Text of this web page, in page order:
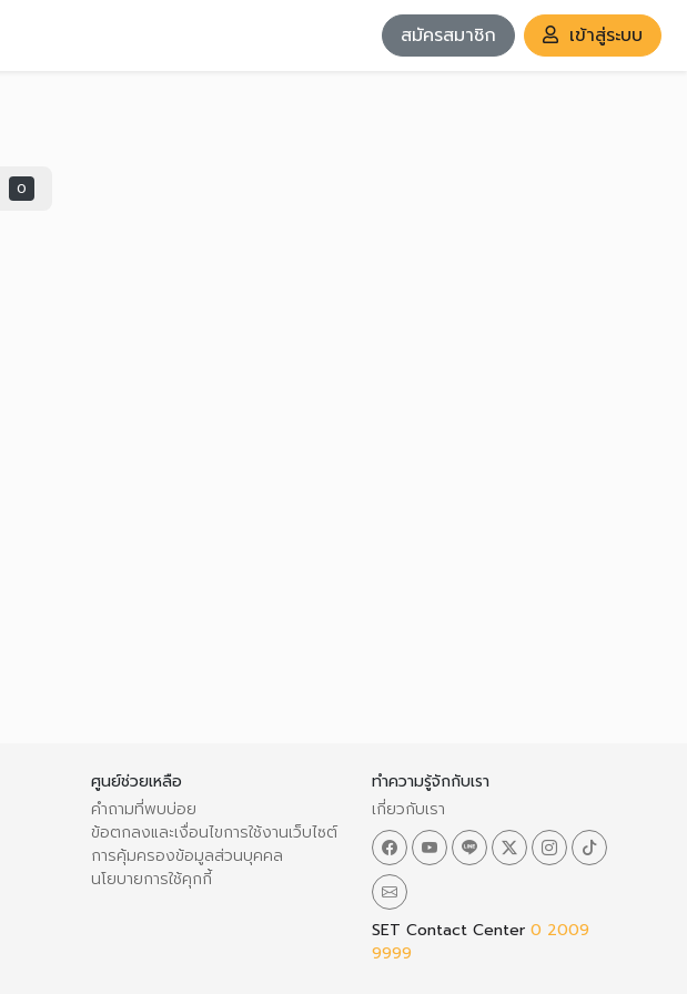
สมัครสมาชิก เข้าสู่ระบบ
0
ศูนย์ช่วยเหลือ
คำถามที่พบบ่อย
ข้อตกลงและเงื่อนไขการใช้งานเว็บไซต์
การคุ้มครองข้อมูลส่วนบุคคล
นโยบายการใช้คุกกี้
ทำความรู้จักกับเรา
เกี่ยวกับเรา
SET Contact Center 0 2009
9999